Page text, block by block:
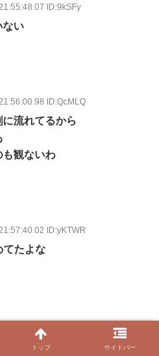
ID:9kSFy
い
ID:QcMLQ
流れてるから
観ないわ
ID:yKTWR
てたよな
らね
トップ サイドバー